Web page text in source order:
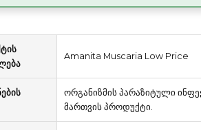
Amanita Muscaria Low Price
ორგანიზმის პარაზიტული
მართვის პროდუქტი.